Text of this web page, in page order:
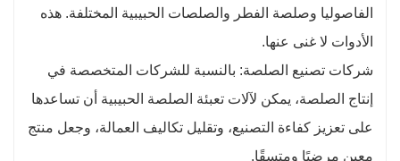
الفاصوليا وصلصة الفطر والصلصات الحبيبية المختلفة. هذه
الأدوات لا غنى عنها.
شركات تصنيع الصلصة: بالنسبة للشركات المتخصصة في
إنتاج الصلصة، يمكن لآلات تعبئة الصلصة الحبيبية أن تساعدها
على تعزيز كفاءة التصنيع، وتقليل تكاليف العمالة، وجعل منتج
معين مرضيًا ومتسقًا.